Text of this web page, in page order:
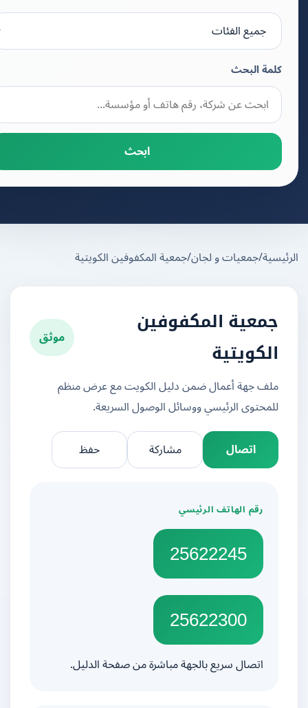
كلمة البحث
ابحث
/جمعيات و لجان/جمعية المكفوفين الكويتية
جمعية المكفوفين
الكويتية
موثق
ملف جهة أعمال ضمن دليل الكويت مع عرض منظم
للمحتوى الرئيسي ووسائل الوصول السريعة.
اتصال
مشاركة
رقم الهاتف الرئيسي
25622245
25622300
اتصال سريع بالجهة مباشرة من صفحة الدليل.